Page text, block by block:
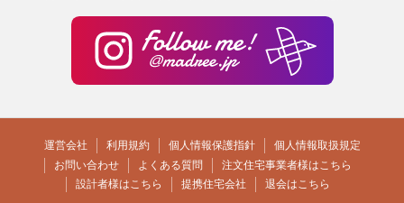
運営会社 利用規約 個人情報保護指針
個人情報取扱規定
お問い合わせ
よくある質問
注文住宅事業者様はこちら
設計者様はこちら
提携住宅会社 退会はこちら